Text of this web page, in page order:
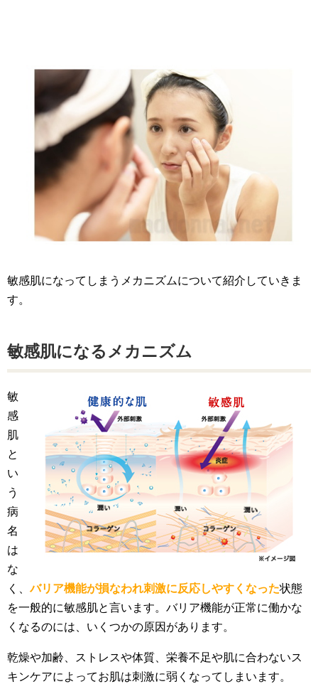
敏感肌になってしまうメカニズムについて紹介していきま
す。
敏感肌になるメカニズム
敏
感
肌
と
い
う
病
名
は
な
く、バリア機能が損なわれ刺激に反応しやすくなった状態
を一般的に敏感肌と言います。バリア機能が正常に働かな
くなるのには、いくつかの原因があります。
乾燥や加齢、ストレスや体質、栄養不足や肌に合わないス
キンケアによってお肌は刺激に弱くなってしまいます。